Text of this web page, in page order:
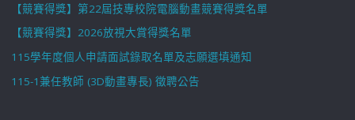
【競賽得獎】第22屆技專校院電腦動畫競賽得獎名單
【競賽得獎】2026放視大賞得獎名單
115學年度個人申請面試錄取名單及志願選填通知
115-1兼任教師 (3D動畫專長) 徵聘公告